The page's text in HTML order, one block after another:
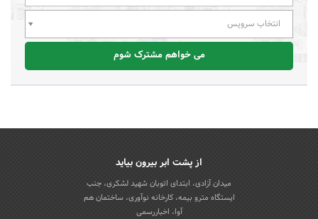
انتخاب سرویس
می خواهم مشترک شوم
از پشت ابر بیرون بیاید
میدان آزادی، ابتدای اتوبان شهید لشکری، جنب
ایستگاه مترو بیمه، کارخانه نوآوری، ساختمان هم
آوا، اخباررسمی